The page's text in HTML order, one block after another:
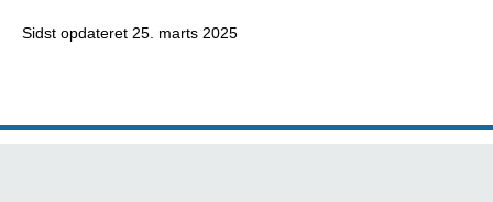
Sidst opdateret 25. marts 2025